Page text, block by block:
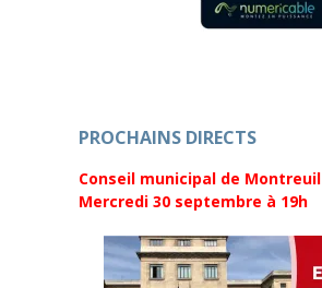
PROCHAINS DIRECTS
Conseil municipal de Montreuil
Mercredi 30 septembre à 19h